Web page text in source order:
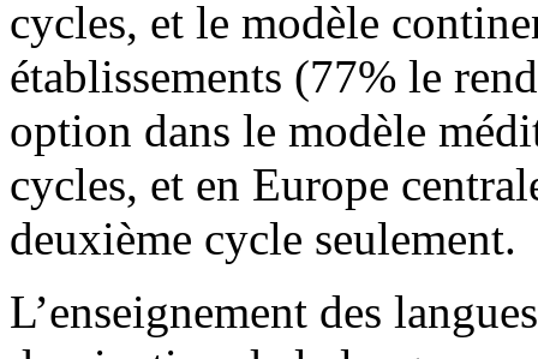
cycles, et le modèle
établissements (77% le
option dans le modèle
cycles, et en Europe
deuxième cycle seulement.
L’enseignement des